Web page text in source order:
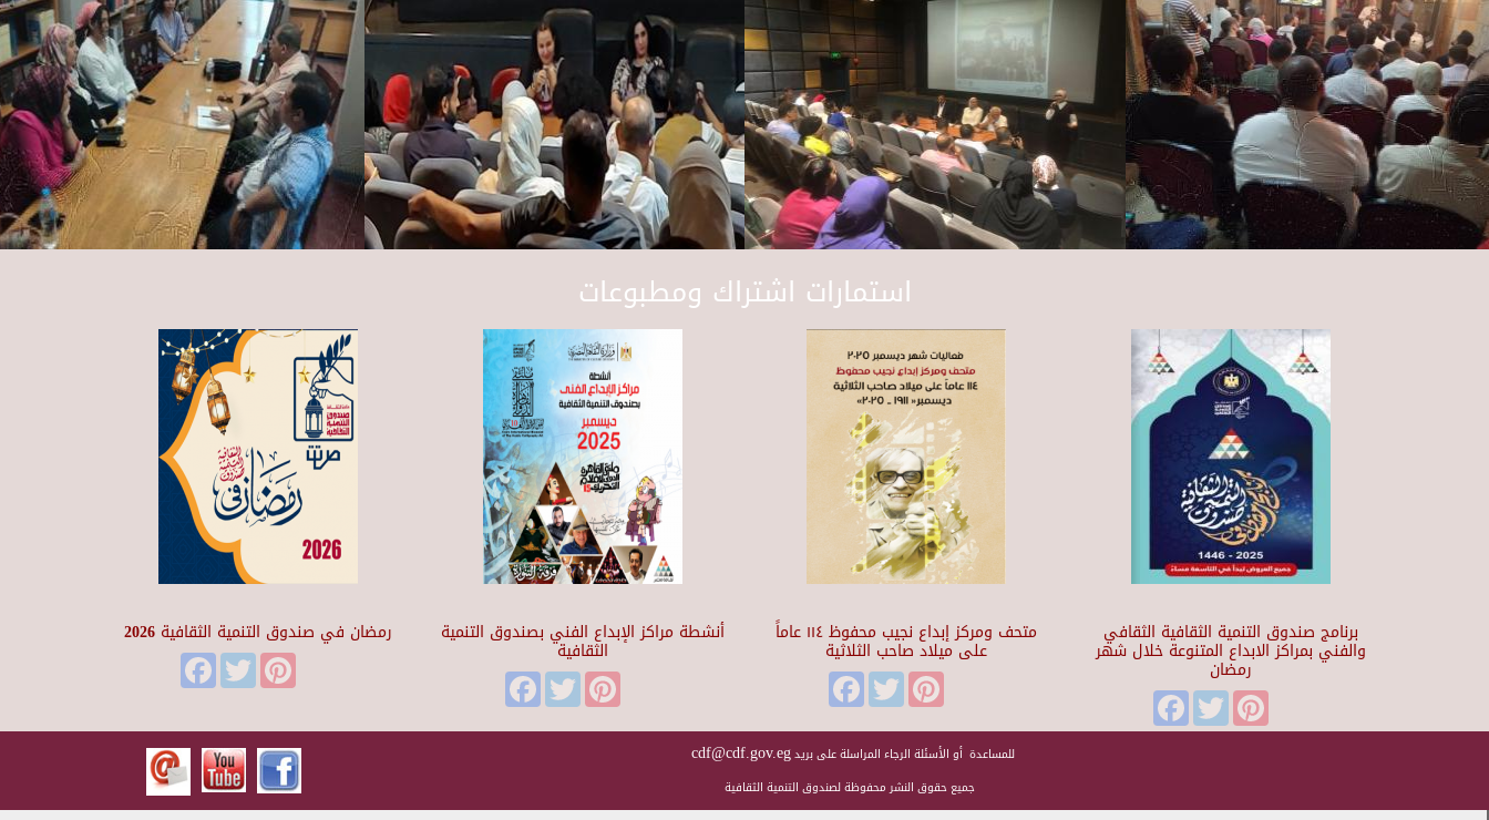
استمارات اشتراك ومطبوعات
رمضان في صندوق التنمية الثقافية 2026
FacebookTwitter
أنشطة مراكز الإبداع الفني بصندوق التنمية
الثقافية
FacebookTwitterPinterest
متحف ومركز إبداع نجيب محفوظ ١١٤ عاماً
على ميلاد صاحب الثلاثية
FacebookTwitter
برنامج صندوق التنمية الثقافية الثقافي
والفني بمراكز الابداع المتنوعة خلال شهر
رمضان
FacebookTwitterPinterest
للمساعدة أو الأسئلة الرجاء المراسلة على بريدcdf@cdf.gov.eg
جميع حقوق النشر محفوظة لصندوق التنمية الثقافية